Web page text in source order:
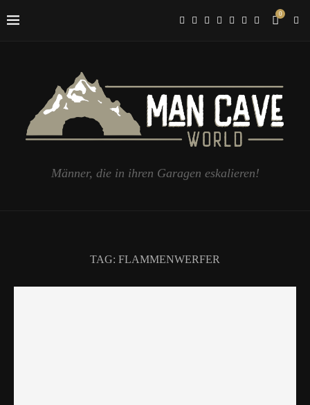
0
Männer, die in ihren Garagen eskalieren!
TAG: FLAMMENWERFER